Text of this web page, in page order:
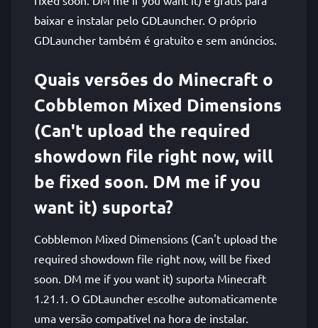
baixar e instalar pelo GDLauncher. O próprio
GDLauncher também é gratuito e sem anúncios.
Quais versões do Minecraft o
Cobblemon Mixed Dimensions
(Can't upload the required
showdown file right now, will
be fixed soon. DM me if you
want it) suporta?
Cobblemon Mixed Dimensions (Can't upload the
required showdown file right now, will be fixed
soon. DM me if you want it) suporta Minecraft
1.21.1. O GDLauncher escolhe automaticamente
uma versão compatível na hora de instalar.